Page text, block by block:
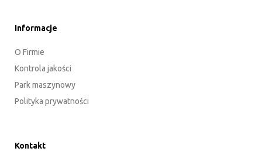
Informacje
O Firmie
Kontrola jakości
Park maszynowy
Polityka prywatności
Kontakt